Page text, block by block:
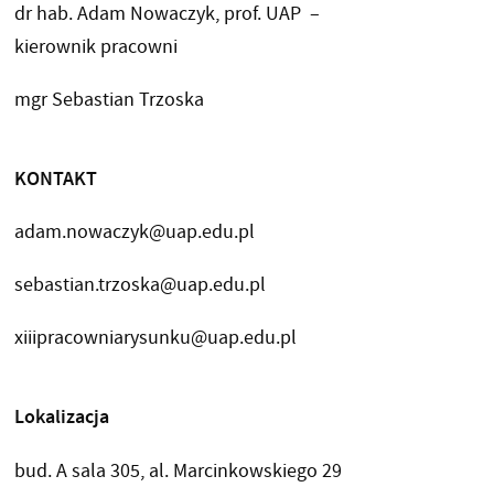
dr hab. Adam Nowaczyk, prof. UAP –
kierownik pracowni
mgr Sebastian Trzoska
KONTAKT
adam.nowaczyk@uap.edu.pl
sebastian.trzoska@uap.edu.pl
xiiipracowniarysunku@uap.edu.pl
Lokalizacja
bud. A sala 305, al. Marcinkowskiego 29